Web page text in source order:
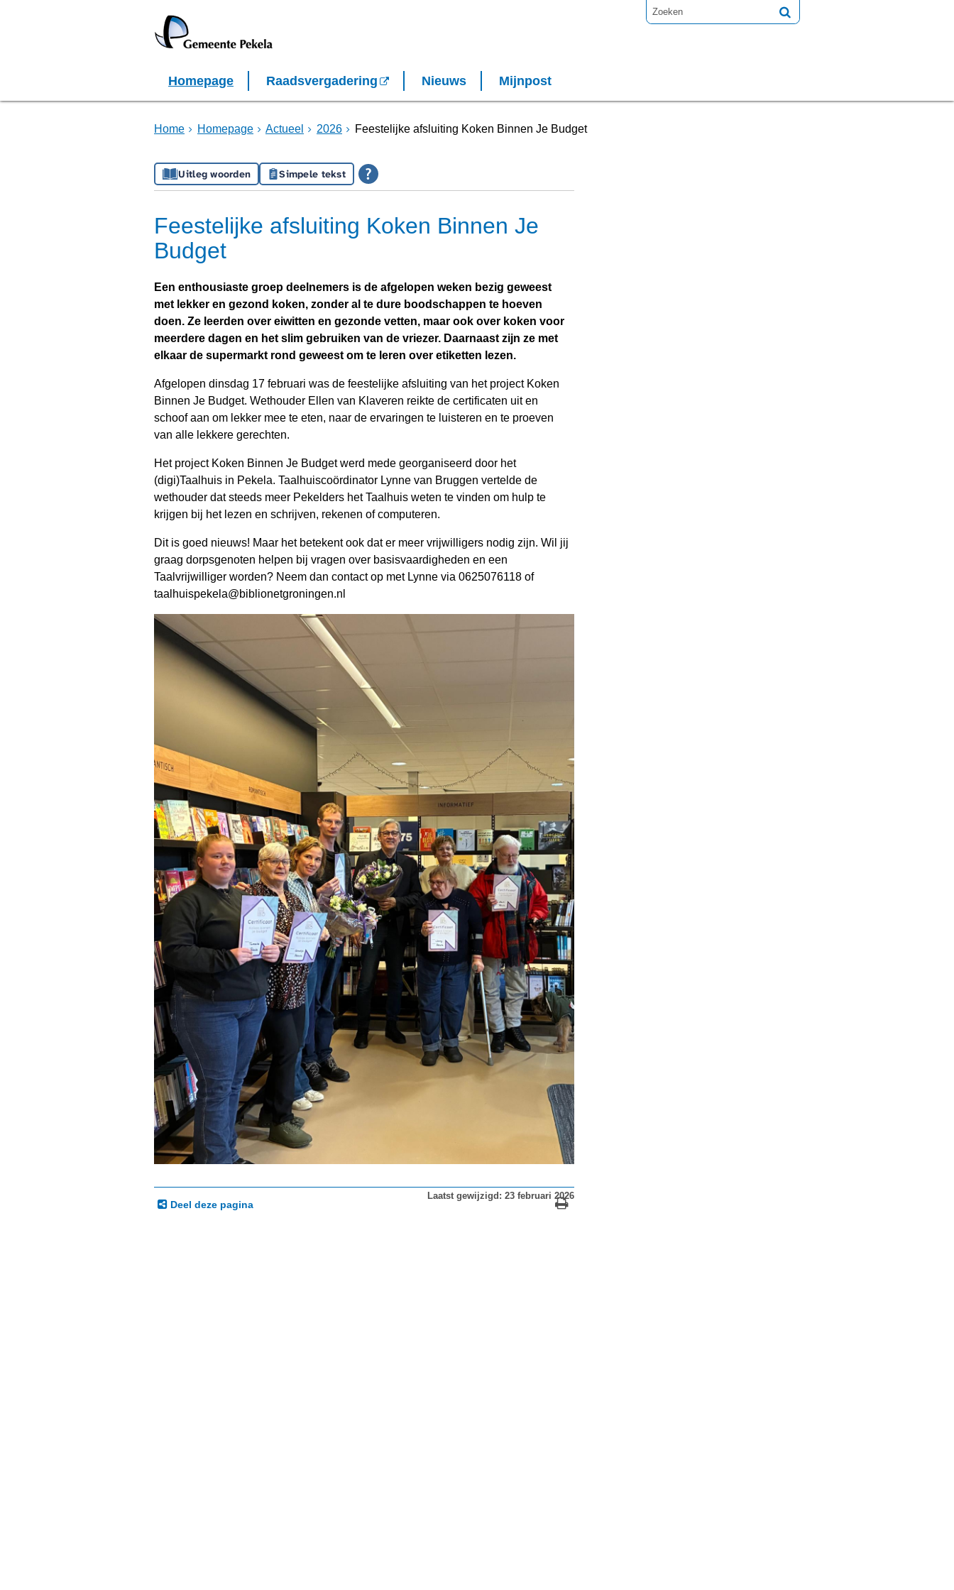
Homepage Raadsvergadering Nieuws Mijnpost
Home Homepage Actueel 2026 Feestelijke afsluiting Koken Binnen Je Budget
Uitleg woorden Simpele tekst
Feestelijke afsluiting Koken Binnen Je
Budget
Een enthousiaste groep deelnemers is de afgelopen weken bezig geweest
met lekker en gezond koken, zonder al te dure boodschappen te hoeven
doen. Ze leerden over eiwitten en gezonde vetten, maar ook over koken voor
meerdere dagen en het slim gebruiken van de vriezer. Daarnaast zijn ze met
elkaar de supermarkt rond geweest om te leren over etiketten lezen.
Afgelopen dinsdag 17 februari was de feestelijke afsluiting van het project Koken
Binnen Je Budget. Wethouder Ellen van Klaveren reikte de certificaten uit en
schoof aan om lekker mee te eten, naar de ervaringen te luisteren en te proeven
van alle lekkere gerechten.
Het project Koken Binnen Je Budget werd mede georganiseerd door het
(digi)Taalhuis in Pekela. Taalhuiscoördinator Lynne van Bruggen vertelde de
wethouder dat steeds meer Pekelders het Taalhuis weten te vinden om hulp te
krijgen bij het lezen en schrijven, rekenen of computeren.
Dit is goed nieuws! Maar het betekent ook dat er meer vrijwilligers nodig zijn. Wil jij
graag dorpsgenoten helpen bij vragen over basisvaardigheden en een
Taalvrijwilliger worden? Neem dan contact op met Lynne via 0625076118 of
taalhuispekela@biblionetgroningen.nl
Deel deze pagina
Laatst gewijzigd: 23 februari 2026